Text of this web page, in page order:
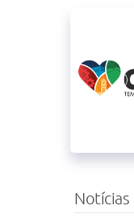
Notícias